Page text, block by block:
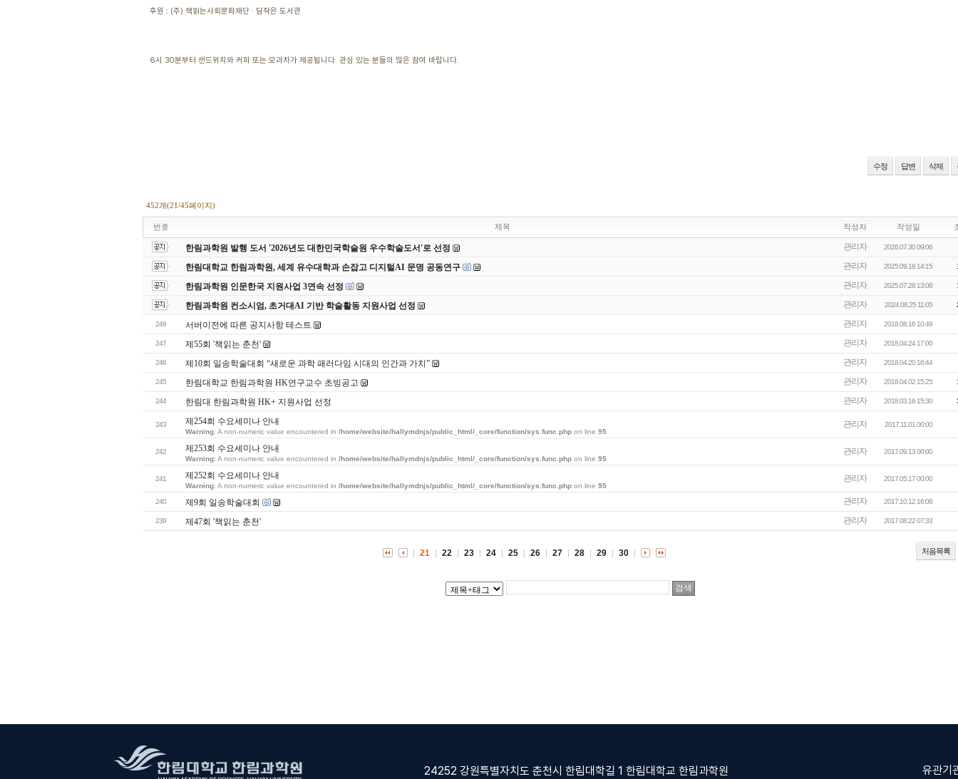
후원 : (주) 책읽는사회문화재단 · 담작은 도서관
6시 30분부터 샌드위치와 커피 또는 모과차가 제공됩니다. 관심 있는 분들의 많은 참여 바랍니다.
수정 답변 삭제
452개(21/45페이지)
번호 제목 작성자 작성일
한림과학원 발행 도서 '2026년도 대한민국학술원 우수학술도서'로 선정 관리자 2026.07.30 09:06
한림대학교 한림과학원, 세계 유수대학과 손잡고 디지털AI 문명 공동연구 관리자 2025.09.18 14:15
한림과학원 인문한국 지원사업 3연속 선정 관리자 2025.07.28 13:08
한림과학원 컨소시엄, 초거대AI 기반 학술활동 지원사업 선정 관리자 2024.06.25 11:05
248 서버이전에 따른 공지사항 테스트 관리자 2018.08.16 10:49
247 제55회 '책읽는 춘천' 관리자 2018.04.24 17:00
246 제10회 일송학술대회 “새로운 과학 패러다임 시대의 인간과 가치” 관리자 2018.04.20 16:44
245 한림대학교 한림과학원 HK연구교수 초빙공고 관리자 2018.04.02 15:25
244 한림대 한림과학원 HK+ 지원사업 선정 관리자 2018.03.16 15:30
243 제254회 수요세미나 안내
Warning: A non-numeric value encountered in /home/website/hallymdnjs/public_html/_core/function/sys.func.php on line 95
관리자 2017.11.01 00:00
242 제253회 수요세미나 안내
Warning: A non-numeric value encountered in /home/website/hallymdnjs/public_html/_core/function/sys.func.php on line 95
관리자 2017.09.13 00:00
241 제252회 수요세미나 안내
Warning: A non-numeric value encountered in /home/website/hallymdnjs/public_html/_core/function/sys.func.php on line 95
관리자 2017.05.17 00:00
240 제9회 일송학술대회 관리자 2017.10.12 16:08
239 제47회 '책읽는 춘천' 관리자 2017.08.22 07:33
처음목록
21 22 23 24 25 26 27 28 29 30
24252 강원특별자치도 춘천시 한림대학길 1 한림대학교 한림과학원 유관기